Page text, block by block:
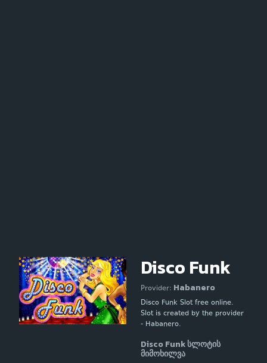
Disco Funk
Provider: Habanero
Disco Funk Slot free online.
Slot is created by the provider
- Habanero.
Disco Funk სლოტის
მიმოხილვა